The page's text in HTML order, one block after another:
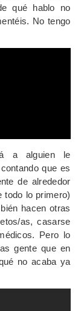
qué hablo no
No tengo
a alguien le
que es
de alrededor
todo lo primero)
hacen otras
as, casarse
Pero lo
gente que en
no acaba ya